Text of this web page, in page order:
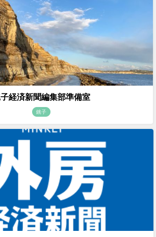
経済新聞編集部準備室
銚子